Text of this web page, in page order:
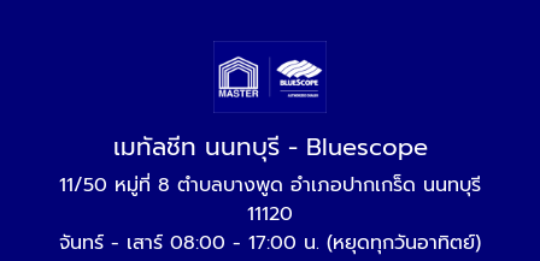
เมทัลชีท นนทบุรี - Bluescope
11/50 หมู่ที่ 8 ตำบลบางพูด อำเภอปากเกร็ด นนทบุรี
11120
จันทร์ - เสาร์ 08:00 - 17:00 น. (หยุดทุกวันอาทิตย์)